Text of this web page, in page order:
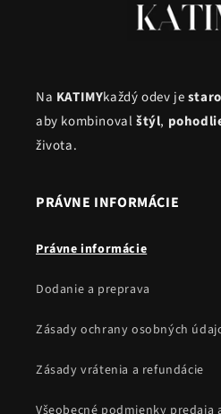
Na KATIMYkaždý odev je
aby kombinovalštýl,
života.
PRÁVNE INFORMÁCIE
Právne informácie
Dodanie a preprava
Zásady ochrany osobných
Zásady vrátenia a refundácie
Všeobecné podmienky predaja